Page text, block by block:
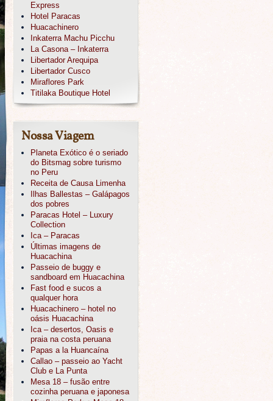
Express
Hotel Paracas
Huacachinero
Inkaterra Machu Picchu
La Casona – Inkaterra
Libertador Arequipa
Libertador Cusco
Miraflores Park
Titilaka Boutique Hotel
Nossa Viagem
Planeta Exótico é o seriado
do Bitsmag sobre turismo
no Peru
Receita de Causa Limenha
Ilhas Ballestas – Galápagos
dos pobres
Paracas Hotel – Luxury
Collection
Ica – Paracas
Últimas imagens de
Huacachina
Passeio de buggy e
sandboard em Huacachina
Fast food e sucos a
qualquer hora
Huacachinero – hotel no
oásis Huacachina
Ica – desertos, Oasis e
praia na costa peruana
Papas a la Huancaína
Callao – passeio ao Yacht
Club e La Punta
Mesa 18 – fusão entre
cozinha peruana e japonesa